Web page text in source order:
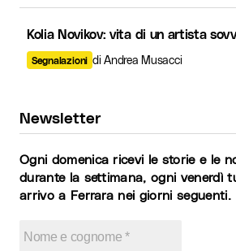
Kolia Novikov: vita di un artista
Segnalazioni di Andrea Musacci
Newsletter
Ogni domenica ricevi le storie e le
durante la settimana, ogni venerdì
arrivo a Ferrara nei giorni seguenti.